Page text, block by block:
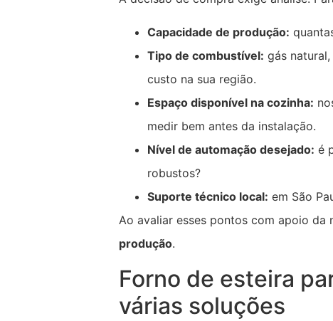
Capacidade de produção:
Tipo de combustível: gás
custo na sua região.
Espaço disponível na cozinha:
medir bem antes da instalação.
Nível de automação desejado: é
robustos?
Suporte técnico local: em São
Ao avaliar esses pontos com apoio da
produção.
Forno de esteira
várias soluções